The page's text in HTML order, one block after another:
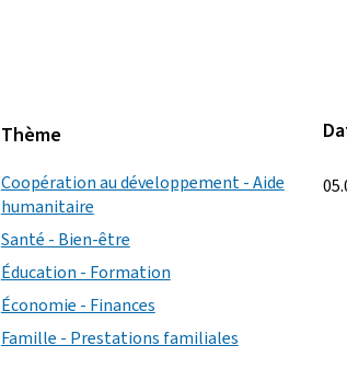
Thème
Coopération au développement - Aide
humanitaire
Santé - Bien-être
Éducation - Formation
Économie - Finances
Famille - Prestations familiales